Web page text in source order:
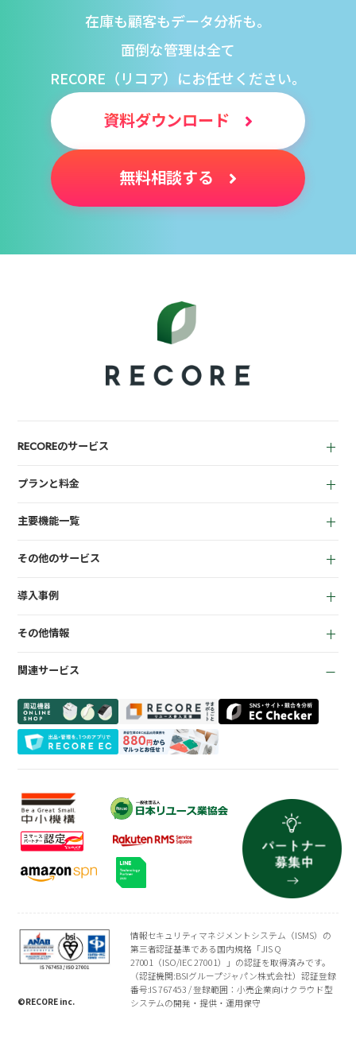
在庫も顧客もデータ分析も。
面倒な管理は全て
RECORE（リコア）にお任せください。
資料ダウンロード
無料相談する
RECOREのサービス
アパレル向け
プランと料金
主要機能一覧
EC機能
KPI管理機能
会計機能
その他のサービス
質機能
ささげ代行サービス
導入事例
商材専門店
買取専門店
トレーディングカード
その他情報
よくある質問
会社概要
プライバシーポリシー
関連サービス
情報セキュリティマネジメントシステム（ISMS）の
第三者認証基準である国内規格「JIS Q
27001（ISO/IEC 27001）」の認証を取得済みです。
（認証機関:BSIグループジャパン株式会社）認証登録
番号:IS 767453 / 登録範囲：小売企業向けクラウド型
システムの開発・提供・運用保守
©RECORE inc.